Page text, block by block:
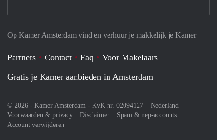
Op Kamer Amsterdam vind en verhuur je makkelijk je Kamer
Partners Contact Faq
Voor Makelaars
Gratis je Kamer aanbieden in Amsterdam
© 2026 - Kamer Amsterdam - KvK nr. 02094127 – Nederland
Voorwaarden & privacy
Disclaimer
Spam & nep-accounts
Account verwijderen